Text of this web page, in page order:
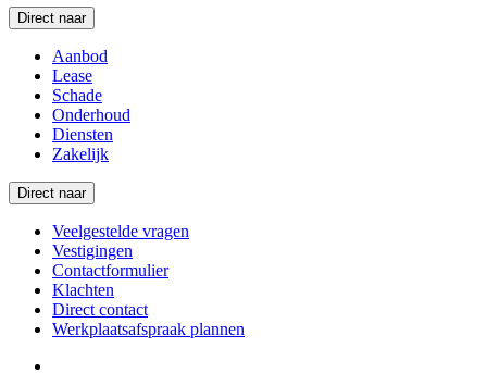
Direct naar
Aanbod
Lease
Schade
Onderhoud
Diensten
Zakelijk
Direct naar
Veelgestelde vragen
Vestigingen
Contactformulier
Klachten
Direct contact
Werkplaatsafspraak plannen